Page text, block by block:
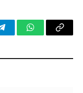
TelegramWhatsApp
Copy